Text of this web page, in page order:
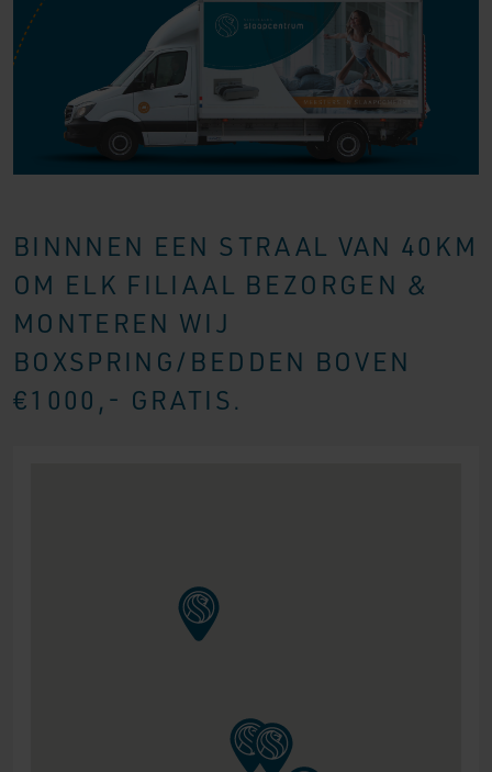
BINNNEN EEN STRAAL VAN 40KM
OM ELK FILIAAL BEZORGEN &
MONTEREN WIJ
BOXSPRING/BEDDEN BOVEN
€1000,- GRATIS.